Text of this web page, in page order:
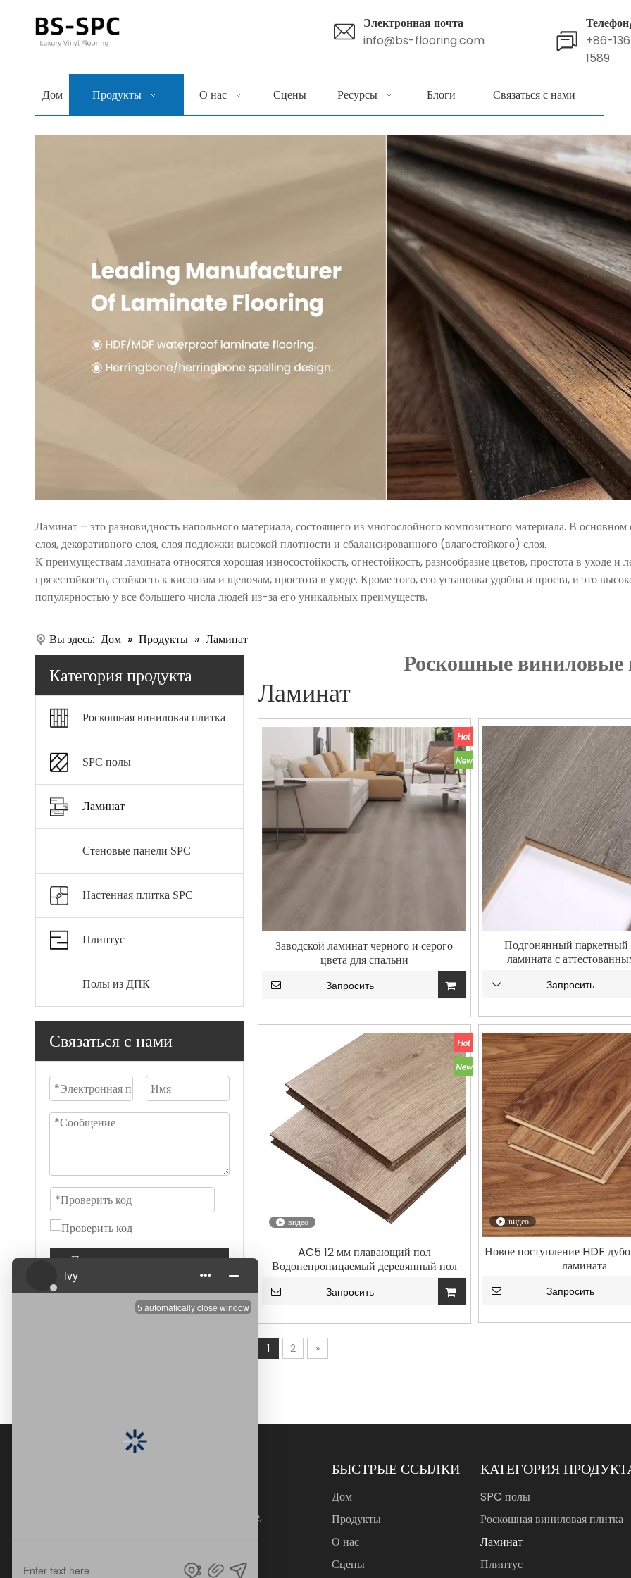
Электронная почта
info@bs-flooring.com
+86-
1589
Дом Продукты О нас Сцены Ресурсы Блоги Связаться с нами
Ламинат – это разновидность напольного материала, состоящего из многослойного композитного материала. В основном
слоя, декоративного слоя, слоя подложки высокой плотности и сбалансированного (влагостойкого) слоя.
К преимуществам ламината относятся хорошая износостойкость, огнестойкость, разнообразие цветов, простота в уходе
грязестойкость, стойкость к кислотам и щелочам, простота в уходе. Кроме того, его установка удобна и проста, и это
популярностью у все большего числа людей из-за его уникальных преимуществ.
Вы здесь: Дом » Продукты » Ламинат
Категория продукта
Роскошная виниловая плитка
SPC полы
Ламинат
Стеновые панели SPC
Настенная плитка SPC
Плинтус
Полы из ДПК
Связаться с нами
Представлять на рассмотрение
Роскошные
Ламинат
Заводской ламинат черного и серого
цвета для спальни
Запросить
Подгонянный паркетный
ламината с
Запросить
видео
AC5 12 мм плавающий пол
Водонепроницаемый деревянный пол
Запросить
видео
Новое поступление HDF
ламината
Запросить
1 2 »
Крупномасштабное современное предприятие,
торговлю и общий дизайн домашнего декора.
БЫСТРЫЕ ССЫЛКИ
Дом
Продукты
О нас
Сцены
КАТЕГОРИЯ
SPC полы
Роскошная виниловая плитка
Ламинат
Плинтус